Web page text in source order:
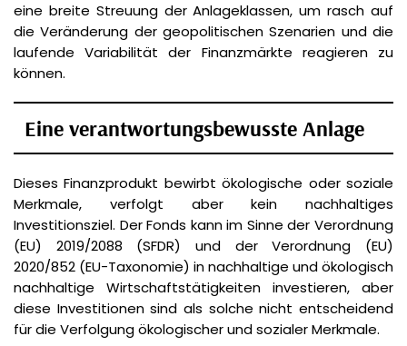
eine breite Streuung der Anlageklassen, um rasch auf
die Veränderung der geopolitischen Szenarien und die
laufende Variabilität der Finanzmärkte reagieren zu
können.
Eine verantwortungsbewusste Anlage
Dieses Finanzprodukt bewirbt ökologische oder soziale
Merkmale, verfolgt aber kein nachhaltiges
Investitionsziel. Der Fonds kann im Sinne der Verordnung
(EU) 2019/2088 (SFDR) und der Verordnung (EU)
2020/852 (EU-Taxonomie) in nachhaltige und ökologisch
nachhaltige Wirtschaftstätigkeiten investieren, aber
diese Investitionen sind als solche nicht entscheidend
für die Verfolgung ökologischer und sozialer Merkmale.